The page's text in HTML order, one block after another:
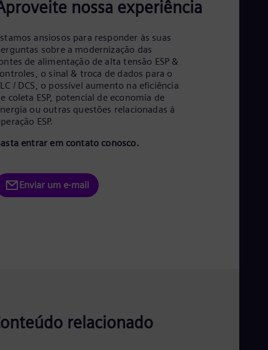
nossa experiência
ansiosos para responder às suas
sobre a modernização das
de alimentação de alta tensão ESP &
o sinal & troca de dados para o
/ DCS, o possível aumento na eficiência
coleta ESP, potencial de economia de
ou outras questões relacionadas à
ESP.
entrar em contato conosco.
Enviar um e-mail
relacionado